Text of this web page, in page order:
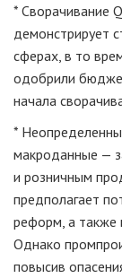
* Сворачивание
демонстрирует
сферах, в то
одобрили
начала
*
макроданные —
и розничным
предполагает
реформ, а также
Однако
повысив